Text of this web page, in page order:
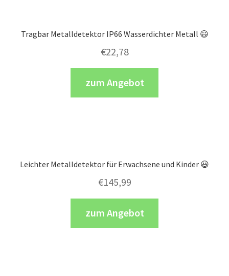
Tragbar Metalldetektor IP66 Wasserdichter Metall 😃
€22,78
zum Angebot
Leichter Metalldetektor für Erwachsene und Kinder 😃
€145,99
zum Angebot